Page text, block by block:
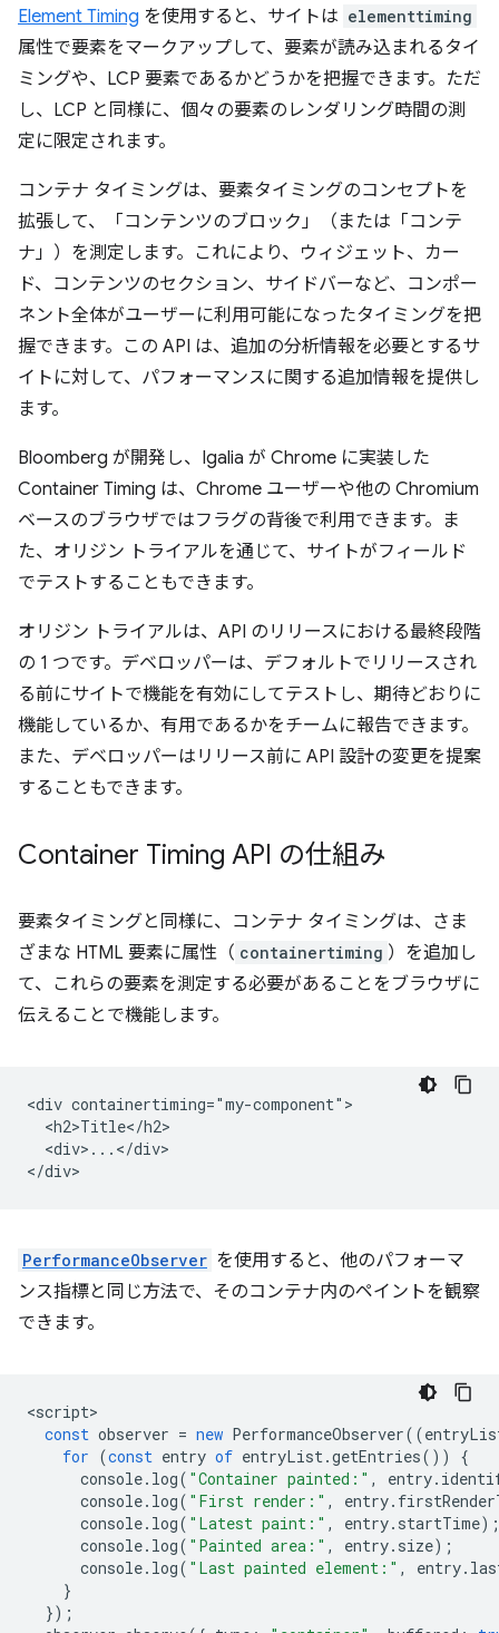
Element Timing を使用すると、サイトは elementtiming
属性で要素をマークアップして、要素が読み込まれるタイ
ミングや、LCP 要素であるかどうかを把握できます。ただ
し、LCP と同様に、個々の要素のレンダリング時間の測
定に限定されます。
コンテナ タイミングは、要素タイミングのコンセプトを
拡張して、「コンテンツのブロック」（または「コンテ
ナ」）を測定します。これにより、ウィジェット、カー
ド、コンテンツのセクション、サイドバーなど、コンポー
ネント全体がユーザーに利用可能になったタイミングを把
握できます。この API は、追加の分析情報を必要とするサ
イトに対して、パフォーマンスに関する追加情報を提供し
ます。
Bloomberg が開発し、Igalia が Chrome に実装した
Container Timing は、Chrome ユーザーや他の Chromium
ベースのブラウザではフラグの背後で利用できます。ま
た、オリジン トライアルを通じて、サイトがフィールド
でテストすることもできます。
オリジン トライアルは、API のリリースにおける最終段階
の 1 つです。デベロッパーは、デフォルトでリリースされ
る前にサイトで機能を有効にしてテストし、期待どおりに
機能しているか、有用であるかをチームに報告できます。
また、デベロッパーはリリース前に API 設計の変更を提案
することもできます。
Container Timing API の仕組み
要素タイミングと同様に、コンテナ タイミングは、さま
ざまな HTML 要素に属性（ containertiming ）を追加し
て、これらの要素を測定する必要があることをブラウザに
伝えることで機能します。
<div containertiming="my-component">
  <h2>Title</h2>
  <div>...</div>
PerformanceObserver を使用すると、他のパフォーマ
ンス指標と同じ方法で、そのコンテナ内のペイントを観察
できます。
<script
const observer = new PerformanceObserver((
for (const entry of entryList.getEntries())
{
console. log( "Container painted:" , entry.
console. log( "First render:" , entry.
console. log( "Latest paint:" , entry. startTime);
console. log( "Painted area:" , entry. size);
console. log( "Last painted element:" , entry.
}
});